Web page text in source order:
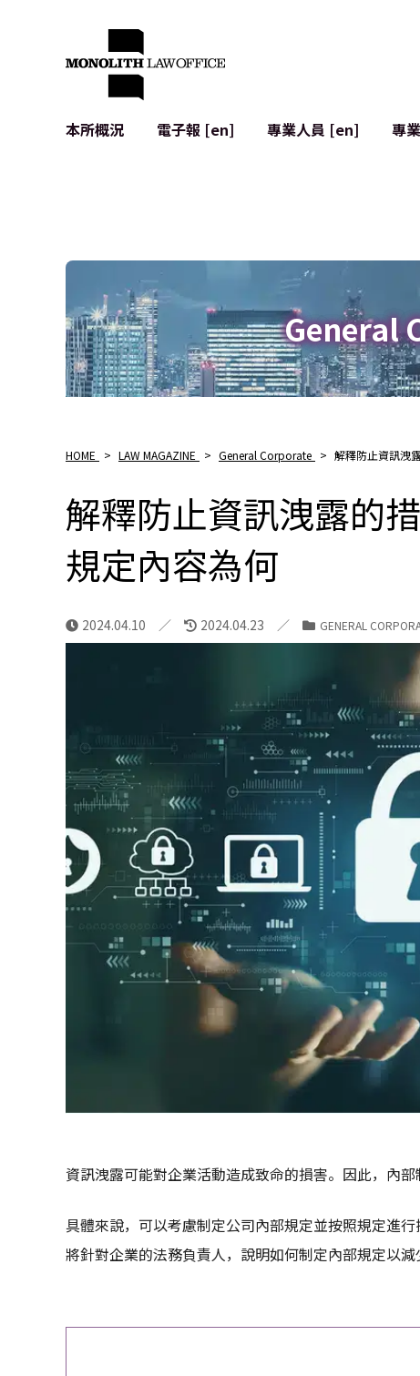
本所概況
電子報 [en] 專業人員 [en]
專
個人資料保護
廣告審查
網絡犯罪
General
HOME > LAW MAGAZINE > General Corporate > 解釋防止資訊洩
解釋防止資訊洩露的
規定內容為何
2024.04.10 2024.04.23 GENERAL
資訊洩露可能對企業活動造成致命的損害。因此，內部
具體來說，可以考慮制定公司內部規定並按照規定進
將針對企業的法務負責人，說明如何制定內部規定以減